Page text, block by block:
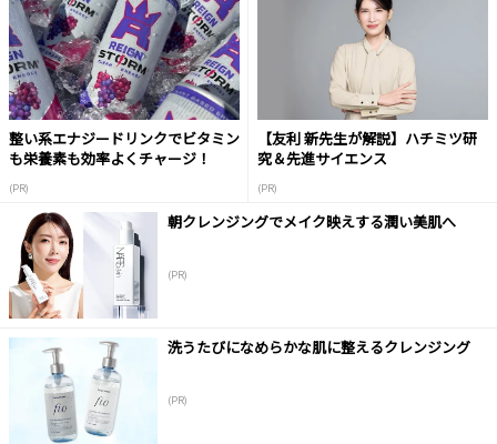
整い系エナジードリンクでビタミン
も栄養素も効率よくチャージ！
(PR)
【友利 新先生が解説】ハチミツ研
究＆先進サイエンス
(PR)
朝クレンジングでメイク映えする潤い美肌へ
(PR)
洗うたびになめらかな肌に整えるクレンジング
(PR)